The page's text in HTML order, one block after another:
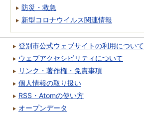
防災・救急
新型コロナウイルス関連情報
登別市公式ウェブサイトの利用について
ウェブアクセシビリティについて
リンク・著作権・免責事項
個人情報の取り扱い
RSS・Atomの使い方
オープンデータ